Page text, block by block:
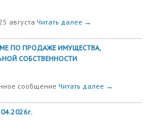
августа Читать далее →
ПО ПРОДАЖЕ ИМУЩЕСТВА,
СОБСТВЕННОСТИ
сообщение Читать далее →